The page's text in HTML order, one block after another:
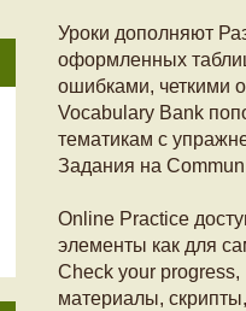
Уроки дополняют
оформленных
ошибками, четкими
Vocabulary Bank
тематикам с
Задания на
Online Practice
элементы как для
Check your
материалы,